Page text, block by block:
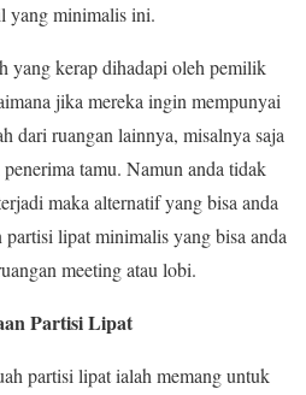
yang minimalis ini.
yang kerap dihadapi oleh pemilik
jika mereka ingin mempunyai
dari ruangan lainnya, misalnya saja
tamu. Namun anda tidak
maka alternatif yang bisa anda
lipat minimalis yang bisa anda
meeting atau lobi.
Partisi Lipat
partisi lipat ialah memang untuk